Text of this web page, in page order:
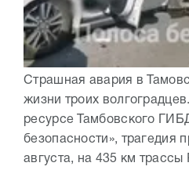
Страшная авария в
жизни троих
ресурсе Тамбовского
безопасности», трагедия
августа, на 435 км трассы